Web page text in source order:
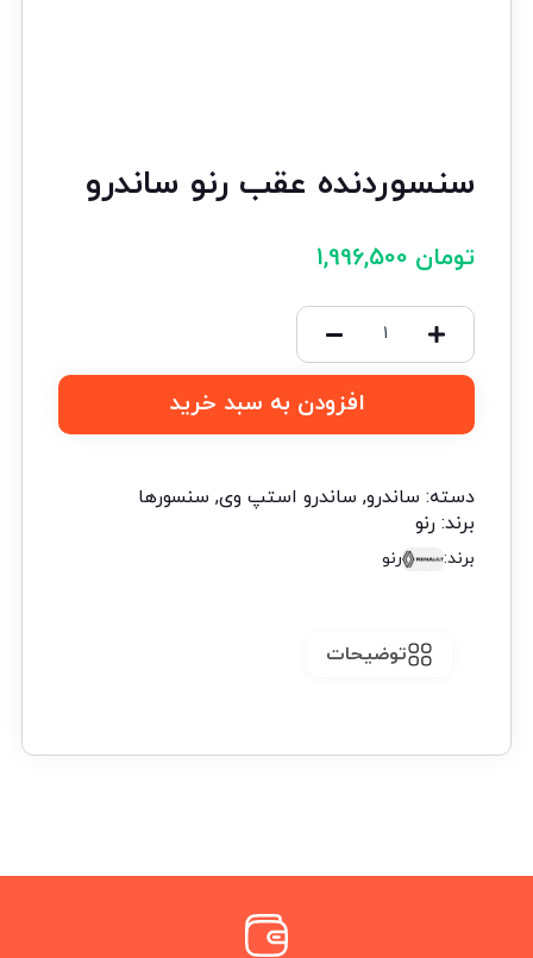
سنسوردنده عقب رنو ساندرو
تومان
افزودن به سبد خرید
دسته: ساندرو, ساندرو استپ وی, سنسورها
برند: رنو
برند: رنو
توضیحات